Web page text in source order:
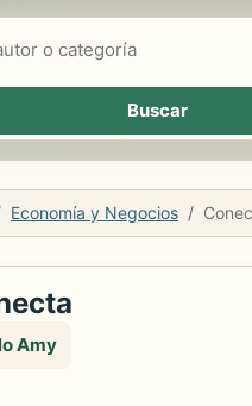
Economía y Negocios
Amy